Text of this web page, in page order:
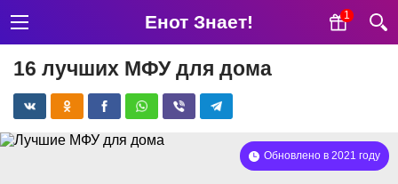
Енот Знает! 1
16 лучших МФУ для дома
Обновлено в 2021 году